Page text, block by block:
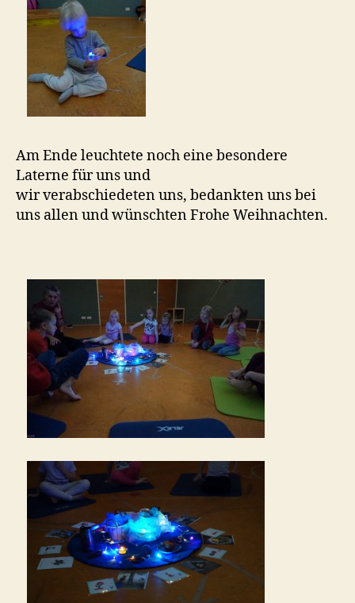
Am Ende leuchtete noch eine besondere
Laterne für uns und
wir verabschiedeten uns, bedankten uns bei
uns allen und wünschten Frohe Weihnachten.